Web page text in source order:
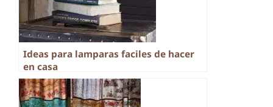
Ideas para lamparas faciles de hacer
en casa